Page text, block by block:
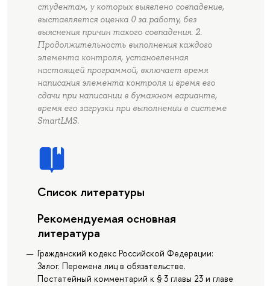
студентам, у которых выявлено совпадение,
выставляется оценка 0 за работу, без
выяснения причин такого совпадения. 2.
Продолжительность выполнения каждого
элемента контроля, установленная
настоящей программой, включает время
написания элемента контроля и время его
сдачи при написании в бумажном варианте,
время его загрузки при выполнении в системе
SmartLMS.
Список литературы
Рекомендуемая основная
литература
Гражданский кодекс Российской Федерации:
Залог. Перемена лиц в обязательстве.
Постатейный комментарий к § 3 главы 23 и главе